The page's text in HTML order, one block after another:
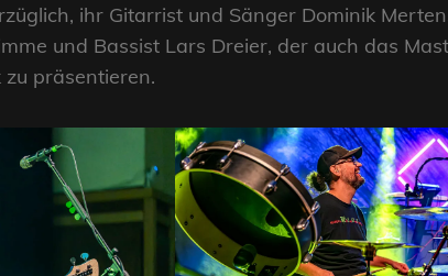
ihr Gitarrist und Sänger Dominik
und Bassist Lars Dreier, der auch das
präsentieren.